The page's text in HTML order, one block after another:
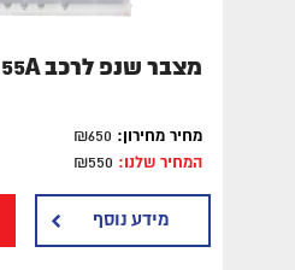
מצבר שנפ לרכב 55A
מחיר מחירון:
המחיר שלנו:
מידע נוסף